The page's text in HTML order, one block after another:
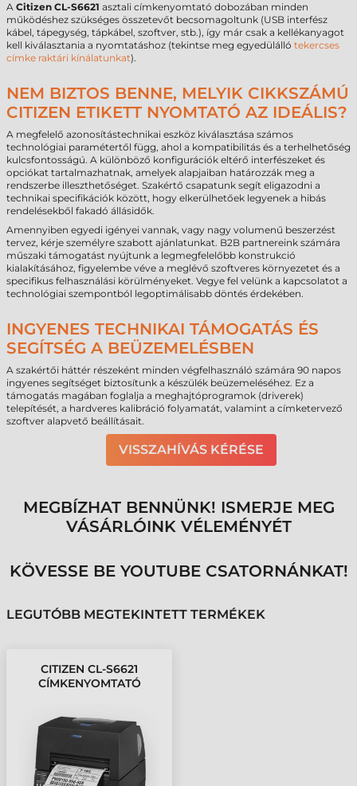
A Citizen CL-S6621 asztali címkenyomtató dobozában minden
működéshez szükséges összetevőt becsomagoltunk (USB interfész
kábel, tápegység, tápkábel, szoftver, stb.), így már csak a kellékanyagot
kell kiválasztania a nyomtatáshoz (tekintse meg egyedülálló tekercses
címke raktári kínálatunkat).
NEM BIZTOS BENNE, MELYIK CIKKSZÁMÚ
CITIZEN ETIKETT NYOMTATÓ AZ IDEÁLIS?
A megfelelő azonosítástechnikai eszköz kiválasztása számos
technológiai paramétertől függ, ahol a kompatibilitás és a terhelhetőség
kulcsfontosságú. A különböző konfigurációk eltérő interfészeket és
opciókat tartalmazhatnak, amelyek alapjaiban határozzák meg a
rendszerbe illeszthetőséget. Szakértő csapatunk segít eligazodni a
technikai specifikációk között, hogy elkerülhetőek legyenek a hibás
rendelésekből fakadó állásidők.
Amennyiben egyedi igényei vannak, vagy nagy volumenű beszerzést
tervez, kérje személyre szabott ajánlatunkat. B2B partnereink számára
műszaki támogatást nyújtunk a legmegfelelőbb konstrukció
kialakításához, figyelembe véve a meglévő szoftveres környezetet és a
specifikus felhasználási körülményeket. Vegye fel velünk a kapcsolatot a
technológiai szempontból legoptimálisabb döntés érdekében.
INGYENES TECHNIKAI TÁMOGATÁS ÉS
SEGÍTSÉG A BEÜZEMELÉSBEN
A szakértői háttér részeként minden végfelhasználó számára 90 napos
ingyenes segítséget biztosítunk a készülék beüzemeléséhez. Ez a
támogatás magában foglalja a meghajtóprogramok (driverek)
telepítését, a hardveres kalibráció folyamatát, valamint a címketervező
szoftver alapvető beállításait.
VISSZAHÍVÁS KÉRÉSE
MEGBÍZHAT BENNÜNK! ISMERJE MEG
VÁSÁRLÓINK VÉLEMÉNYÉT
KÖVESSE BE YOUTUBE CSATORNÁNKAT!
LEGUTÓBB MEGTEKINTETT TERMÉKEK
CITIZEN CL-S6621
CÍMKENYOMTATÓ